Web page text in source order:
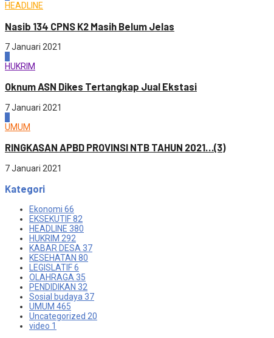
HEADLINE
Nasib 134 CPNS K2 Masih Belum Jelas
7 Januari 2021
HUKRIM
Oknum ASN Dikes Tertangkap Jual Ekstasi
7 Januari 2021
UMUM
RINGKASAN APBD PROVINSI NTB TAHUN 2021…(3)
7 Januari 2021
Kategori
Ekonomi 66
EKSEKUTIF82
HEADLINE 380
HUKRIM 292
KABAR DESA37
KESEHATAN 80
LEGISLATIF6
OLAHRAGA35
PENDIDIKAN 32
Sosial budaya37
UMUM 465
Uncategorized 20
video 1